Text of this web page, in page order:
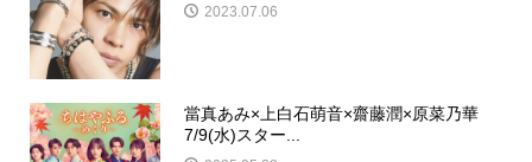
2023.07.06
當真あみ×上白石萌音×齋藤潤×原菜乃華
7/9(水)スター...